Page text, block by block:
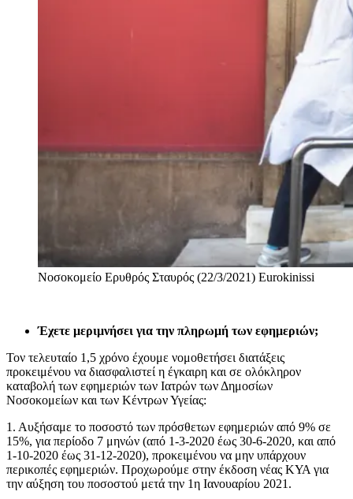
Νοσοκομείο Ερυθρός Σταυρός (22/3/2021) Eurokinissi
Έχετε μεριμνήσει για την πληρωμή των εφημεριών;
Τον τελευταίο 1,5 χρόνο έχουμε νομοθετήσει διατάξεις
προκειμένου να διασφαλιστεί η έγκαιρη και σε ολόκληρον
καταβολή των εφημεριών των Ιατρών των Δημοσίων
Νοσοκομείων και των Κέντρων Υγείας:
1. Αυξήσαμε το ποσοστό των πρόσθετων εφημεριών από 9% σε
15%, για περίοδο 7 μηνών (από 1-3-2020 έως 30-6-2020, και από
1-10-2020 έως 31-12-2020), προκειμένου να μην υπάρχουν
περικοπές εφημεριών. Προχωρούμε στην έκδοση νέας ΚΥΑ για
την αύξηση του ποσοστού μετά την 1η Ιανουαρίου 2021.